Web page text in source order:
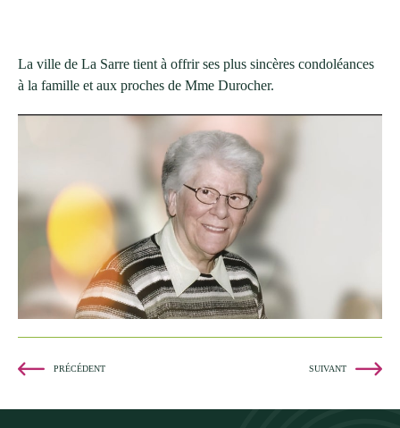
La ville de La Sarre tient à offrir ses plus sincères condoléances
à la famille et aux proches de Mme Durocher.
PRÉCÉDENT SUIVANT